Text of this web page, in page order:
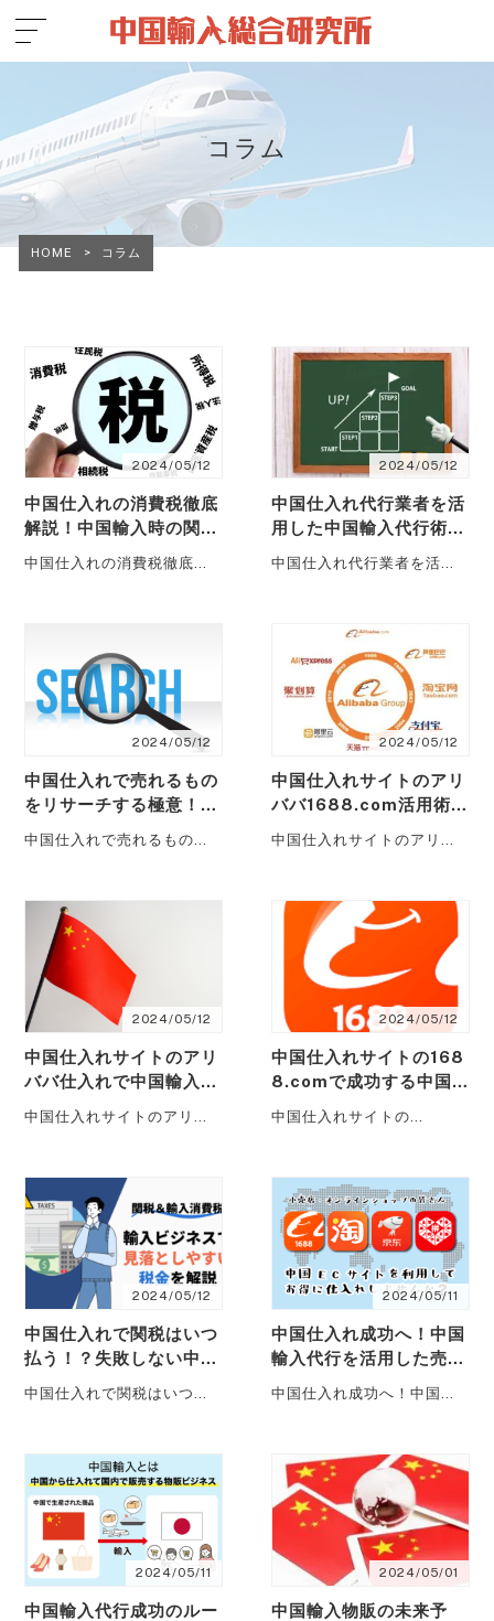
コラム
HOME > コラム
2024/05/12
中国仕入れの消費税徹底
解説！中国輸入時の関税
や輸入消費税などの納税
ポイント全集
中国仕入れの消費税徹底解
2024/05/12
中国仕入れ代行業者を活
用した中国輸入代行術！
中国仕入れサイトを活用
した成功への鍵を解き明
中国仕入れ代行業者を活用
功への鍵を解き明かす
2024/05/12
中国仕入れで売れるもの
をリサーチする極意！ア
リババ1688を活用しや
ライバルセラー不在の市
中国仕入れで売れるものを
セラー不在の市場開拓
を・・・
2024/05/12
中国仕入れサイトのアリ
ババ1688.com活用術！
中国輸入ビジネスで成功
する方法
中国仕入れサイトのアリバ
法 今・・・
2024/05/12
中国仕入れサイトのアリ
ババ仕入れで中国輸入物
販を成功するための全て
の秘訣
中国仕入れサイトのアリバ
中国からの・・・
2024/05/12
中国仕入れサイトの168
8.comで成功する中国
仕入れ代行業者を活用し
た輸入ビジネスの極意！
中国仕入れサイトの
輸入ビジネスの極意！
・・・
2024/05/12
中国仕入れで関税はいつ
払う！？失敗しない中国
仕入れ代行の関税対策完
全ガイド
中国仕入れで関税はいつ払
ド 中国仕入・・・
2024/05/11
中国仕入れ成功へ！中国
輸入代行を活用した売れ
る商品リサーチ術と優良
業者のご紹介
中国仕入れ成功へ！中国輸
ご紹介 中国・・・
2024/05/11
中国輸入代行成功のルー
2024/05/01
中国輸入物販の未来予